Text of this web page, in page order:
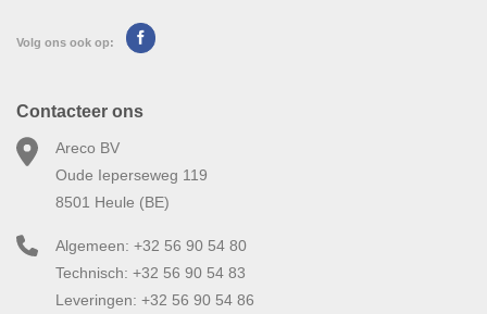
Volg ons ook op:
Contacteer ons
Areco BV
Oude Ieperseweg 119
8501 Heule (BE)
Algemeen: +32 56 90 54 80
Technisch: +32 56 90 54 83
Leveringen: +32 56 90 54 86